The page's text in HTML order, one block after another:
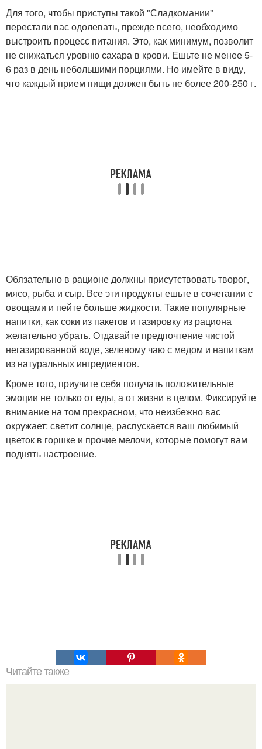
Для того, чтобы приступы такой "Сладкомании"
перестали вас одолевать, прежде всего, необходимо
выстроить процесс питания. Это, как минимум, позволит
не снижаться уровню сахара в крови. Ешьте не менее 5-
6 раз в день небольшими порциями. Но имейте в виду,
что каждый прием пищи должен быть не более 200-250 г.
Обязательно в рационе должны присутствовать творог,
мясо, рыба и сыр. Все эти продукты ешьте в сочетании с
овощами и пейте больше жидкости. Такие популярные
напитки, как соки из пакетов и газировку из рациона
желательно убрать. Отдавайте предпочтение чистой
негазированной воде, зеленому чаю с медом и напиткам
из натуральных ингредиентов.
Кроме того, приучите себя получать положительные
эмоции не только от еды, а от жизни в целом. Фиксируйте
внимание на том прекрасном, что неизбежно вас
окружает: светит солнце, распускается ваш любимый
цветок в горшке и прочие мелочи, которые помогут вам
поднять настроение.
Читайте также